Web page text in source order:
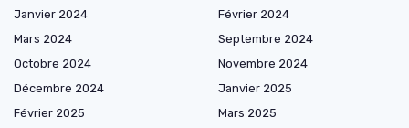
Janvier 2024
Février 2024
Mars 2024
Septembre 2024
Octobre 2024
Novembre 2024
Décembre 2024
Janvier 2025
Février 2025
Mars 2025